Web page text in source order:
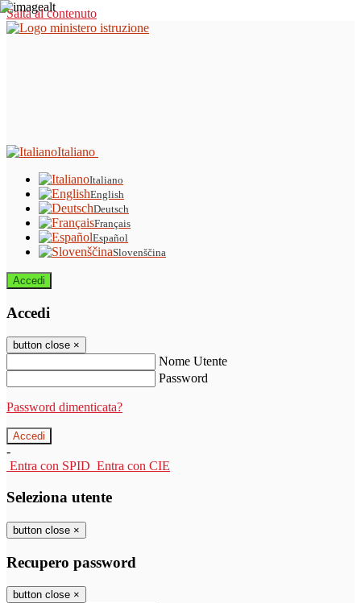
Salta al contenuto
Italiano
Italiano
English
Deutsch
Français
Español
Slovenščina
Accedi
Accedi
button close ×
Nome Utente
Password
Password dimenticata?
-
Entra con SPID Entra con CIE
Seleziona utente
button close ×
Recupero password
button close ×